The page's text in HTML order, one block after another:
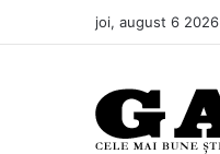
joi, august 6 2026